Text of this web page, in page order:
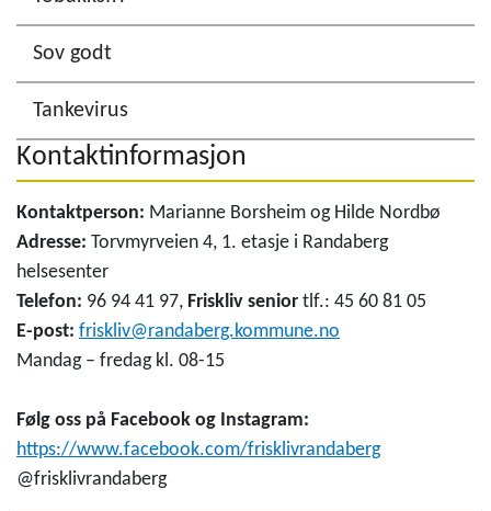
Sov godt
Tankevirus
Kontaktinformasjon
Kontaktperson: Marianne Borsheim og Hilde Nordbø
Adresse: Torvmyrveien 4, 1. etasje i Randaberg
helsesenter
Telefon: 96 94 41 97, Friskliv senior tlf.: 45 60 81 05
E-post: friskliv@randaberg.kommune.no
Mandag – fredag kl. 08-15
Følg oss på Facebook og Instagram:
https://www.facebook.com/frisklivrandaberg
@frisklivrandaberg